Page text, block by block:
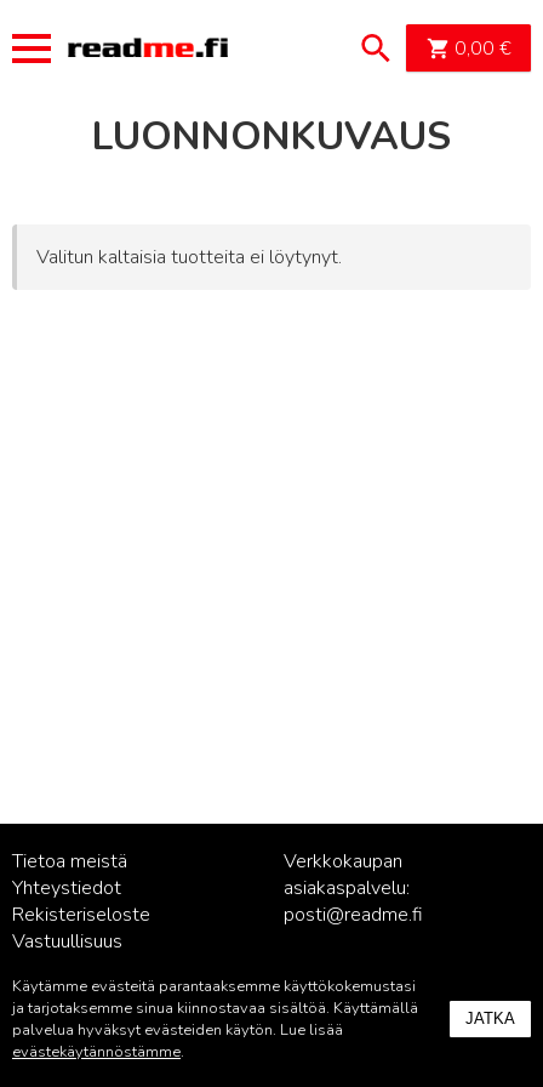
0,00 €
LUONNONKUVAUS
Valitun kaltaisia tuotteita ei löytynyt.
Tietoa meistä
Yhteystiedot
Rekisteriseloste
Vastuullisuus
Verkkokaupan
asiakaspalvelu:
posti@readme.fi
Kustantamon asiakaspalvelu:
palvelu@readme.fi
Käytämme evästeitä parantaaksemme käyttökokemustasi
ja tarjotaksemme sinua kiinnostavaa sisältöä. Käyttämällä
palvelua hyväksyt evästeiden käytön. Lue lisää
evästekäytännöstämme.
JATKA